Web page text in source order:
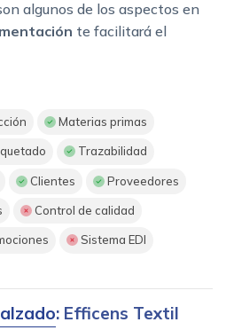
algunos de los aspectos en
te facilitará el
Materias primas
Trazabilidad
Clientes Proveedores
Control de calidad
Sistema EDI
: Efficens Textil